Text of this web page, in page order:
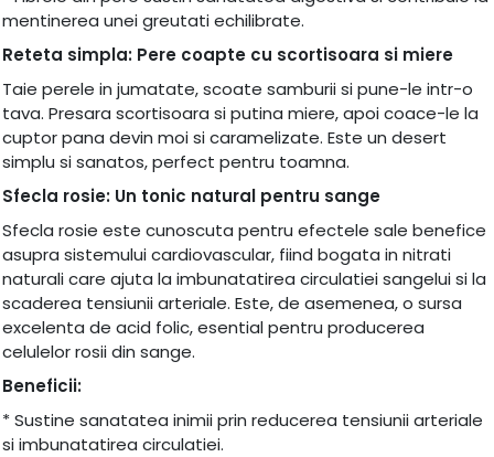
mentinerea unei greutati echilibrate.
Reteta simpla: Pere coapte cu scortisoara si miere
Taie perele in jumatate, scoate samburii si pune-le intr-o
tava. Presara scortisoara si putina miere, apoi coace-le la
cuptor pana devin moi si caramelizate. Este un desert
simplu si sanatos, perfect pentru toamna.
Sfecla rosie: Un tonic natural pentru sange
Sfecla rosie este cunoscuta pentru efectele sale benefice
asupra sistemului cardiovascular, fiind bogata in nitrati
naturali care ajuta la imbunatatirea circulatiei sangelui si la
scaderea tensiunii arteriale. Este, de asemenea, o sursa
excelenta de acid folic, esential pentru producerea
celulelor rosii din sange.
Beneficii:
* Sustine sanatatea inimii prin reducerea tensiunii arteriale
si imbunatatirea circulatiei.